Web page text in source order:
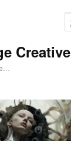
Creative